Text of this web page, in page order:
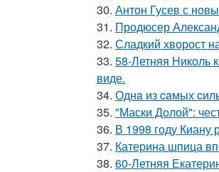
30. Антон Гусев с
31. Продюсер
32. Сладкий хворост
33. 58-Летняя Николь
виде.
34. Однa из caмых
35. "Маски Долой":
36. В 1998 году Киану
37. Катерина шпица
38. 60-Летняя